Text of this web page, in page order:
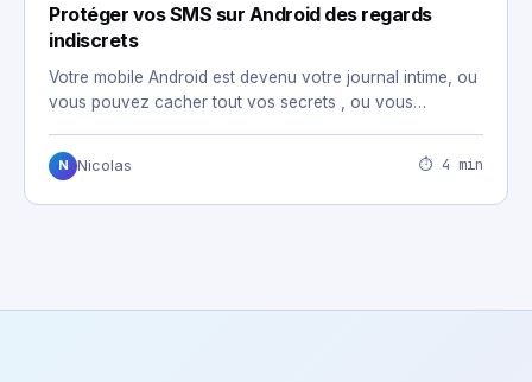
Protéger vos SMS sur Android des regards
indiscrets
Votre mobile Android est devenu votre journal intime, ou
vous pouvez cacher tout vos secrets , ou vous…
N Nicolas ⏱ 4 min